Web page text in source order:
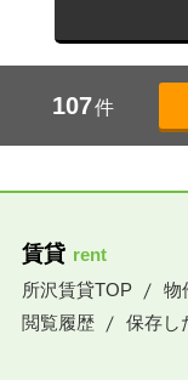
107件
賃貸 rent
所沢賃貸TOP
物
閲覧履歴
保存し